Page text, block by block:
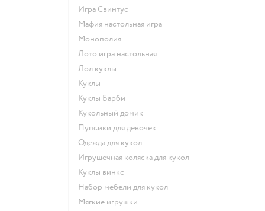
Игра Свинтус
Мафия настольная игра
Монополия
Лото игра настольная
Лол куклы
Куклы
Куклы Барби
Кукольный домик
Пупсики для девочек
Одежда для кукол
Игрушечная коляска для кукол
Куклы винкс
Набор мебели для кукол
Мягкие игрушки